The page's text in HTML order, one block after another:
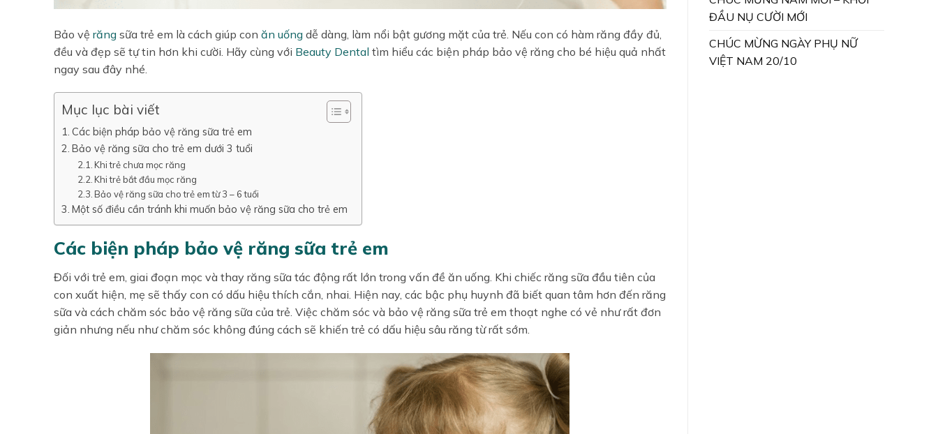
Bảo vệ răng sữa trẻ em là cách giúp con ăn uống dễ dàng, làm nổi bật gương mặt của trẻ. Nếu con có hàm răng đầy đủ,
đều và đẹp sẽ tự tin hơn khi cười. Hãy cùng với Beauty Dental tìm hiểu các biện pháp bảo vệ răng cho bé hiệu quả nhất
ngay sau đây nhé.
Mục lục bài viết
Các biện pháp bảo vệ răng sữa trẻ em
Bảo vệ răng sữa cho trẻ em dưới 3 tuổi
Khi trẻ chưa mọc răng
Khi trẻ bắt đầu mọc răng
Bảo vệ răng sữa cho trẻ em từ 3 – 6 tuổi
Một số điều cần tránh khi muốn bảo vệ răng sữa cho trẻ em
Các biện pháp bảo vệ răng sữa trẻ em
Đối với trẻ em, giai đoạn mọc và thay răng sữa tác động rất lớn trong vấn đề ăn uống. Khi chiếc răng sữa đầu tiên của
con xuất hiện, mẹ sẽ thấy con có dấu hiệu thích cắn, nhai. Hiện nay, các bậc phụ huynh đã biết quan tâm hơn đến răng
sữa và cách chăm sóc bảo vệ răng sữa của trẻ. Việc chăm sóc và bảo vệ răng sữa trẻ em thoạt nghe có vẻ như rất đơn
giản nhưng nếu như chăm sóc không đúng cách sẽ khiến trẻ có dấu hiệu sâu răng từ rất sớm.
ĐẦU NỤ CƯỜI MỚI
CHÚC MỪNG NGÀY PHỤ NỮ
VIỆT NAM 20/10